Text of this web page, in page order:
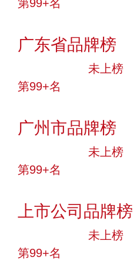
第99+名
广东省品牌榜
未上榜
第99+名
广州市品牌榜
未上榜
第99+名
上市公司品牌榜
未上榜
第99+名